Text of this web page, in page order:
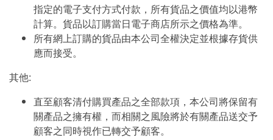
指定的電子支付方式付款，所有貨品之價值均以港幣
計算。貨品以訂購當日電子商店所示之價格為準。
所有網上訂購的貨品由本公司全權決定並根據存貨供
應而接受。
其他:
直至顧客清付購買產品之全部款項，本公司將保留有
關產品之擁有權，而相關之風險將於有關產品送交予
顧客之同時視作已轉交予顧客。